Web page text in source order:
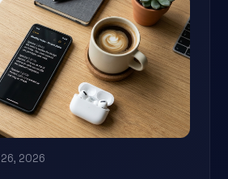
26, 2026